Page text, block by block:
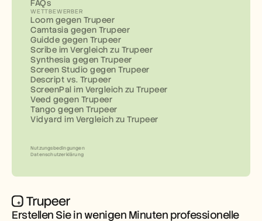
Erstellen Sie in wenigen Minuten professionelle
FAQs
WETTBEWERBER
Loom gegen Trupeer
Camtasia gegen Trupeer
Guidde gegen Trupeer
Scribe im Vergleich zu Trupeer
Synthesia gegen Trupeer
Screen Studio gegen Trupeer
Descript vs. Trupeer
ScreenPal im Vergleich zu Trupeer
Veed gegen Trupeer
Tango gegen Trupeer
Vidyard im Vergleich zu Trupeer
Nutzungsbedingungen
Datenschutzerklärung